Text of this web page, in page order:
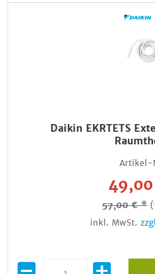
Daikin EKRTETS
Artikel-
57,00 € *
inkl. MwSt.